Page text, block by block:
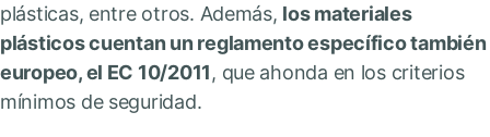
plásticas, entre otros. Además, los materiales
plásticos cuentan un reglamento específico también
europeo, el EC 10/2011, que ahonda en los criterios
mínimos de seguridad.